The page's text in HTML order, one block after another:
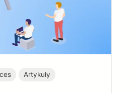
Artykuły